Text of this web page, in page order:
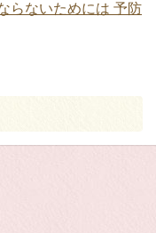
らないためには 予防